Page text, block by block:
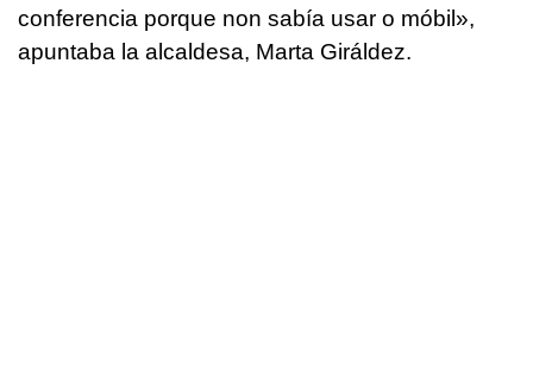
conferencia porque non sabía usar o móbi l»,
apuntaba la alcaldesa, Marta Giráldez.